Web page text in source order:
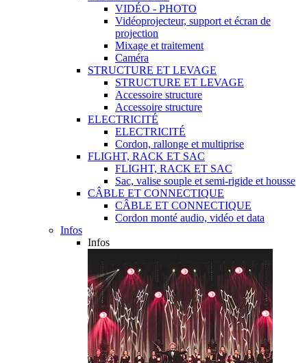
VIDÉO - PHOTO
Vidéoprojecteur, support et écran de
projection
Mixage et traitement
Caméra
STRUCTURE ET LEVAGE
STRUCTURE ET LEVAGE
Accessoire structure
Accessoire structure
ELECTRICITÉ
ELECTRICITÉ
Cordon, rallonge et multiprise
FLIGHT, RACK ET SAC
FLIGHT, RACK ET SAC
Sac, valise souple et semi-rigide et housse
CÂBLE ET CONNECTIQUE
CÂBLE ET CONNECTIQUE
Cordon monté audio, vidéo et data
Infos
Infos